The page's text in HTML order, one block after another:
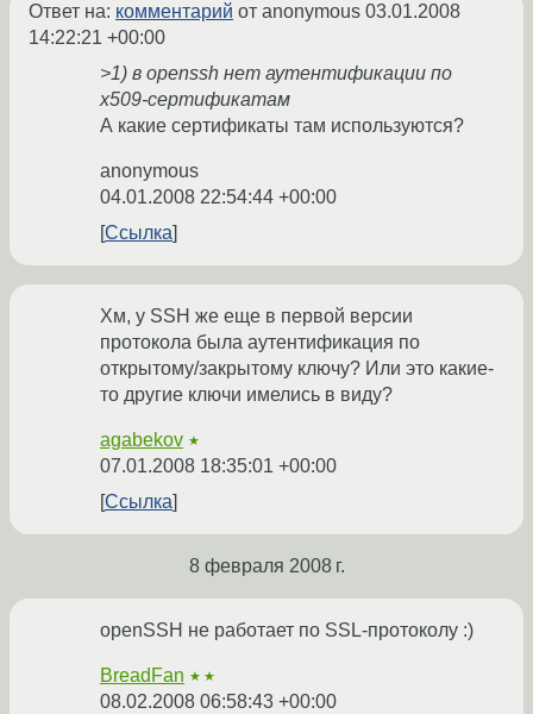
Ответ на: комментарий от anonymous 03.01.2008
14:22:21 +00:00
>1) в openssh нет аутентификации по
x509-сертификатам
А какие сертификаты там используются?
anonymous
04.01.2008 22:54:44 +00:00
Ссылка
Хм, у SSH же еще в первой версии
протокола была аутентификация по
открытому/закрытому ключу? Или это какие-
то другие ключи имелись в виду?
agabekov ★
07.01.2008 18:35:01 +00:00
Ссылка
8 февраля 2008 г.
openSSH не работает по SSL-протоколу :)
BreadFan ★★
08.02.2008 06:58:43 +00:00